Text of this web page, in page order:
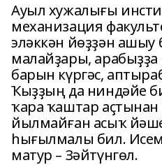
Ауыл хужалығы
механизация
эләккән йөҙҙән ашыу
малайҙары,
барын күргәс,
Ҡыҙҙың да ниндәйе
ҡара ҡаштар
йылмайған асыҡ
һығылмалы бил.
матур – Зәйтүнгөл.